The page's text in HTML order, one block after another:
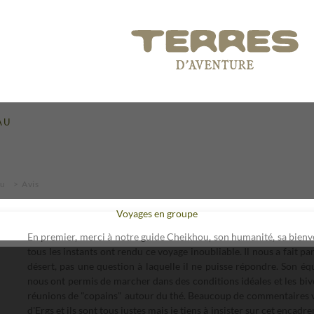
Voyages en groupe
En premier, merci à notre guide Cheikhou, son humanité, sa